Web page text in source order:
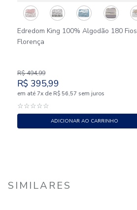
Edredom King 100% Algodão 180 Fios
Florença
R$494,99
R$ 395,99
em até 7x de R$ 56,57 sem juros
☆☆☆☆☆
ADICIONAR AO CARRINHO
SIMILARES